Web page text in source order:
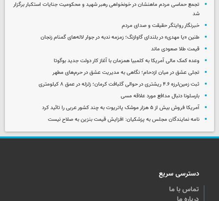
تجمع حماسی مردم ماهنشان در خونخواهی رهبر شهید و محکومیت جنایات استکبار برگزار
شد
خبرنگار روایتگر حقیقت و صدای مردم
طنین «یا مهدی» در بلندای گاوازنگ؛ زمزمه ندبه در جوار لاله‌های گمنام زنجان
قیمت طلا صعودی ماند
وعده کمک مالی آمریکا به کلمبیا همزمان با آغاز کار دولت جدید بوگوتا
تجلی عشق در میان ازدحام؛ نگاهی به مدیریت عشق در حرم‌های مطهر
ثبت زمین‌لرزه ۴.۶ ریشتری در حوالی گلبافت کرمان؛ زلزله در عمق ۸ کیلومتری
بارسلونا دنبال مدافع مورد علاقه مسی
آمریکا فروش بیش از ۵ هزار موشک پاتریوت به چند کشور عربی را تائید کرد
نامه نمایندگان مجلس به پزشکیان: افزایش قیمت بنزین به صلاح نیست
دسترسی سریع
تماس با ما